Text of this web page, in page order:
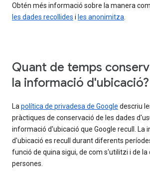
Obtén més informació sobre la manera
les dades recollides i les anonimitza.
Quant de temps
la informació d'ubicació?
Lapolítica de privadesa de Google descriu
pràctiques de conservació de les dades
informació d'ubicació que Google recull. La
d'ubicació es recull durant diferents
funció de quina sigui, de com s'utilitzi i de la
persones.